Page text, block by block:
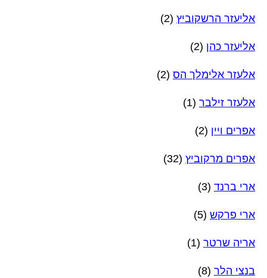
אליעזר הרשקוביץ (2)
אליעזר כהן (2)
אלעזר אלימלך הס (2)
אלעזר זילבר (1)
אפרים ויין (2)
אפרים מרקוביץ (32)
ארי ברנד (3)
ארי פרקש (5)
אריה שרטר (1)
בנצי הלר (8)